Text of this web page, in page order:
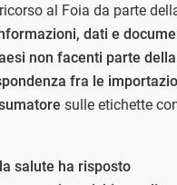
al Foia da parte
dati e
non facenti parte della
fra le
sulle etichette
salute ha risposto